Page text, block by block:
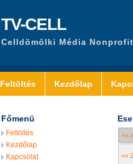
TV-CELL
Celldömölki Média
Feltöltés Kezdőlap
Főmenü
Feltöltés
Kezdőlap
Kapcsolat
<<
<<